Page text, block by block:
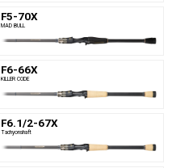
F5-70X
MAD BULL
F6-66X
KILLER CODE
F6.1/2-67X
Tachyonshaft